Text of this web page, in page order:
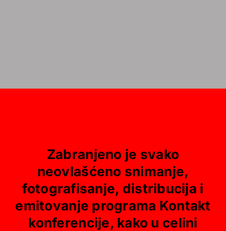
Zabranjeno je svako
neovlašćeno snimanje,
fotografisanje, distribucija i
emitovanje programa Kontakt
konferencije, kako u celini